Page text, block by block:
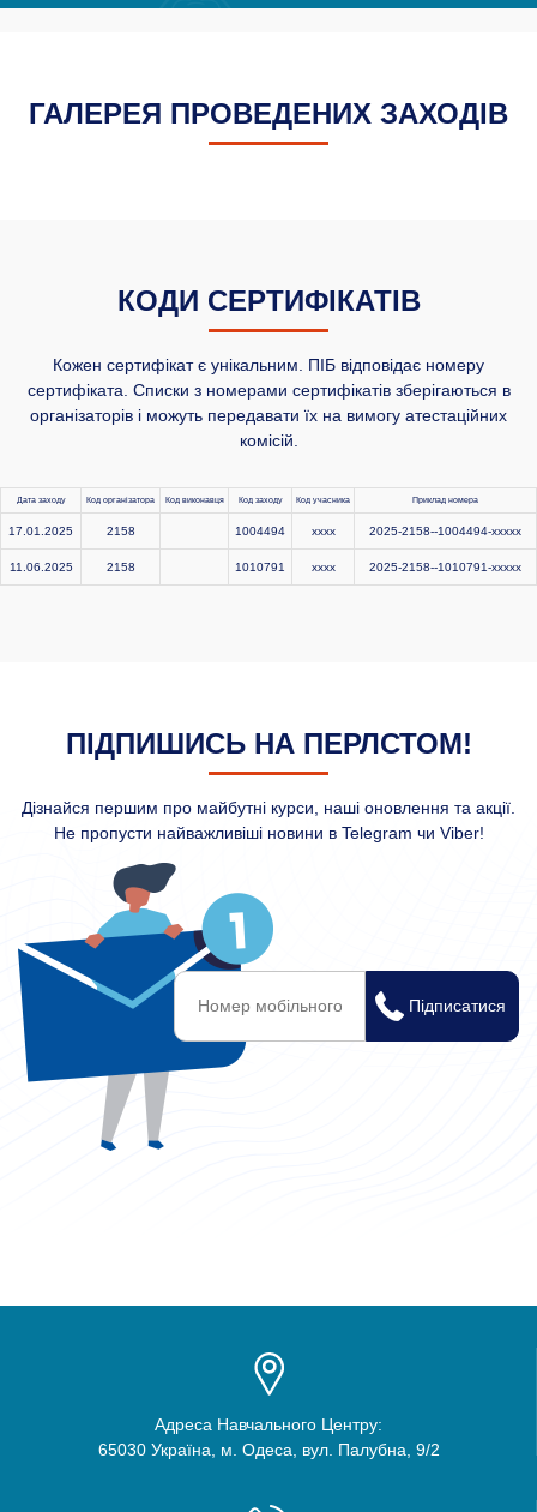
ГАЛЕРЕЯ ПРОВЕДЕНИХ ЗАХОДІВ
КОДИ СЕРТИФІКАТІВ
Кожен сертифікат є унікальним. ПІБ відповідає номеру
сертифіката. Списки з номерами сертифікатів зберігаються в
організаторів і можуть передавати їх на вимогу атестаційних
комісій.
Дата заходу Код організатора Код виконавця Код заходу Код учасника Приклад номера
17.01.2025 2158 1004494 xxxx 2025-2158--1004494-xxxxx
11.06.2025 2158 1010791 xxxx 2025-2158--1010791-xxxxx
ПІДПИШИСЬ НА ПЕРЛСТОМ!
Дізнайся першим про майбутні курси, наші оновлення та акції.
Не пропусти найважливіші новини в Telegram чи Viber!
Адреса Навчального Центру:
65030 Україна, м. Одеса, вул. Палубна, 9/2